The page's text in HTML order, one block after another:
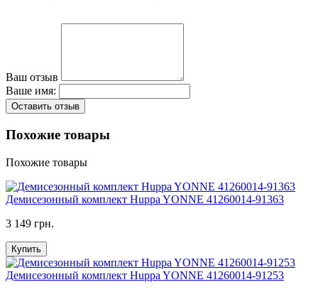
Ваш отзыв
Ваше имя:
Оставить отзыв
Похожие товары
Похожие товары
Демисезонный комплект Huppa YONNE 41260014-91363
3 149 грн.
Купить
Демисезонный комплект Huppa YONNE 41260014-91253